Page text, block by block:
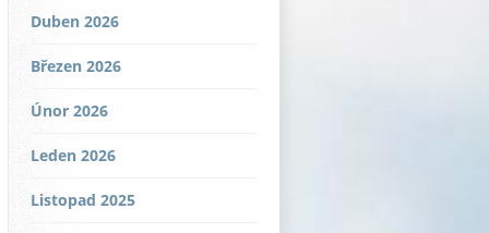
Duben 2026
Březen 2026
Únor 2026
Leden 2026
Listopad 2025